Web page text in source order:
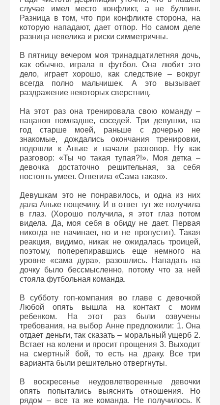
случае имел место конфликт, а не буллинг.
Разница в том, что при конфликте сторона, на
которую нападают, дает отпор. Но самом деле
разница невелика и риски симметричны.
В пятницу вечером моя тринадцатилетняя дочь,
как обычно, играла в футбол. Она любит это
дело, играет хорошо, как следствие – вокруг
всегда полно мальчишек. А это вызывает
раздражение некоторых сверстниц.
На этот раз она тренировала свою команду –
пацанов помладше, соседей. Три девушки, на
год старше моей, раньше с дочерью не
знакомые, дождались окончания тренировки,
подошли к Аньке и начали разговор. Ну как
разговор: «Ты чо такая тупая?!». Моя детка –
девочка достаточно решительная, за себя
постоять умеет. Ответила «Сама такая».
Девушкам это не понравилось, и одна из них
дала Аньке пощечину. И в ответ тут же получила
в глаз. (Хорошо получила, я этот глаз потом
видела. Да, моя себя в обиду не дает. Первая
никогда не начинает, но и не пропустит). Такая
реакция, видимо, никак не ожидалась троицей,
поэтому, поперепиравшись еще немного на
уровне «сама дура», разошлись. Нападать на
дочку было бессмысленно, потому что за ней
стояла футбольная команда.
В субботу гоп-компания во главе с девочкой
Любой опять вышла на контакт с моим
ребенком. На этот раз были озвучены
требования, на выбор Анне предложили: 1. Она
отдает деньги, так сказать – моральный ущерб 2.
Встает на колени и просит прощения 3. Выходит
на смертный бой, то есть на драку. Все три
варианта были решительно отвергнуты.
В воскресенье неудовлетворенные девочки
опять попытались выяснить отношения. Но
рядом – все та же команда. Не получилось. К